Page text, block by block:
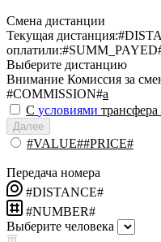
Смена дистанции
Текущая дистанция:
оплатили:
Выберите дистанцию
Внимание Комиссия за
#COMMISSION#a
С условиями трансфера
Далее
#VALUE##PRICE#
Передача номера
#DISTANCE#
#NUMBER#
Выберите человека